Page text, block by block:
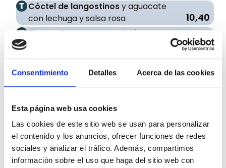
Consentimiento Detalles Acerca de las cookies
Esta página web usa cookies
Las cookies de este sitio web se usan para personalizar
el contenido y los anuncios, ofrecer funciones de redes
sociales y analizar el tráfico. Además, compartimos
información sobre el uso que haga del sitio web con
Cóctel de langostinosy aguacate
con lechuga y salsa rosa
10,40
Gazpachocon su guarnición 4,90
Salmorejo 6,60
Carasau crujiente
8,30
y Aceite de Trufa.
Ensalada César con Pollo Panko ,
Queso Grana Padano, Brotes verdes y
crujiente de Wanton
Tomate de temporada con